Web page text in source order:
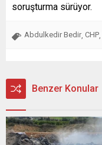
soruşturma sürüyor.
Abdulkedir Bedir CHP
Benzer Konular